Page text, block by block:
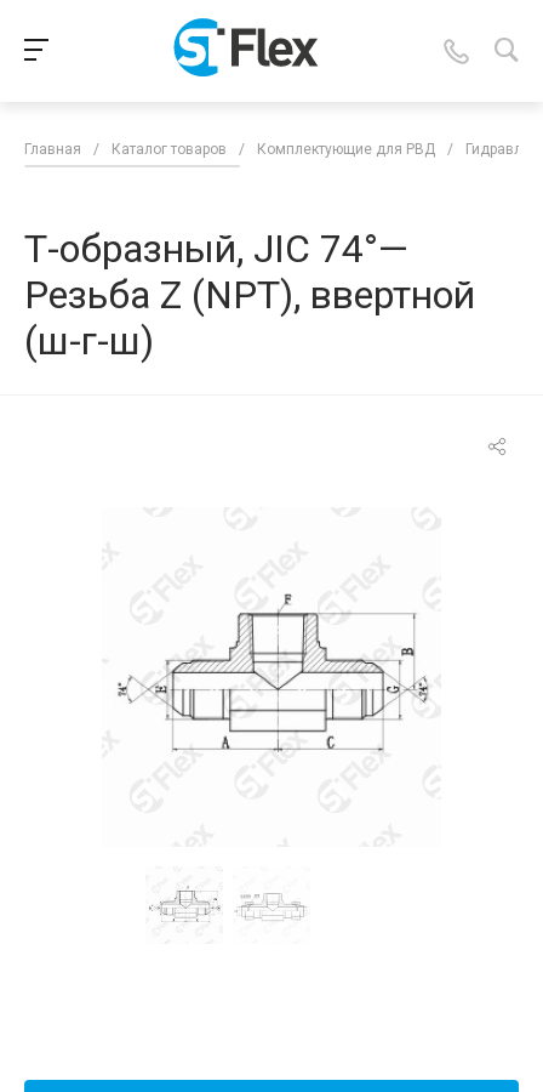
Главная / Каталог товаров / Комплектующие для РВД /
Т-образный, JIC 74°—
Резьба Z (NPT), ввертной
(ш-г-ш)